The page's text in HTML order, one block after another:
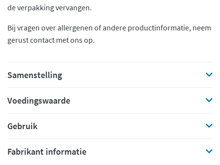
de verpakking vervangen.
Bij vragen over allergenen of andere productinformatie, neem
gerust contact met ons op.
Samenstelling
Voedingswaarde
Gebruik
Fabrikant informatie